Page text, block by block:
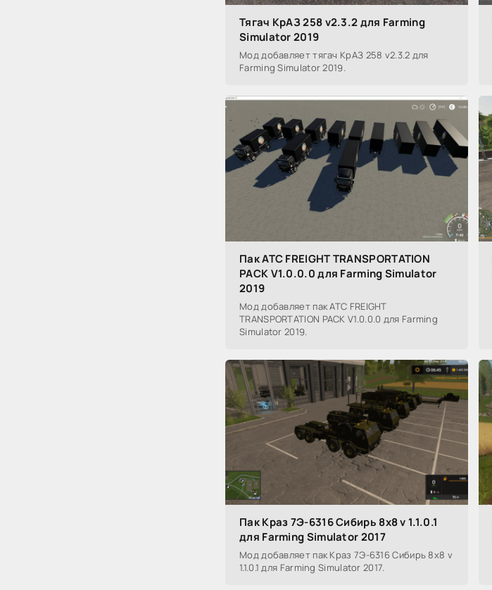
Тягач КрАЗ 258 v2.3.2 для Farming
Simulator 2019
Мод добавляет тягач КрАЗ 258 v2.3.2 для
Farming Simulator 2019.
Пак ATC FREIGHT TRANSPORTATION
PACK V1.0.0.0 для Farming Simulator
2019
Мод добавляет пак ATC FREIGHT
TRANSPORTATION PACK V1.0.0.0 для Farming
Simulator 2019.
Пак Краз 7Э-6316 Сибирь 8x8 v 1.1.0.1
для Farming Simulator 2017
Мод добавляет пак Краз 7Э-6316 Сибирь 8x8 v
1.1.0.1 для Farming Simulator 2017.